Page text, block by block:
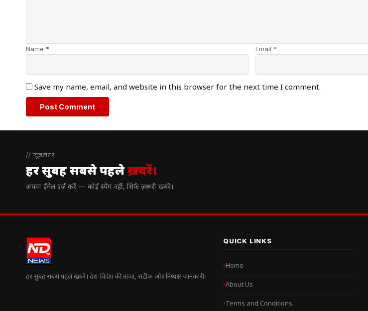
Name * Email *
Save my name, email, and website in this browser for the next time I comment.
// न्यूज़लेटर
हर सुबह सबसे पहलेख़बरें।
अपना ईमेल दर्ज करें — कोई स्पैम नहीं, सिर्फ ज़रूरी खबरें।
हर सुबह सबसे पहले खबरें। देश-विदेश की ताज़ा, सटीक और निष्पक्ष जानकारी।
QUICK LINKS
Home
About Us
Terms and Conditions